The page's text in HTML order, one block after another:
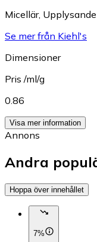
Micellär, Upplysande
Se mer från Kiehl's
Dimensioner
Pris /ml/g
0.86
Visa mer information
Annons
Andra
Hoppa över innehållet
7%